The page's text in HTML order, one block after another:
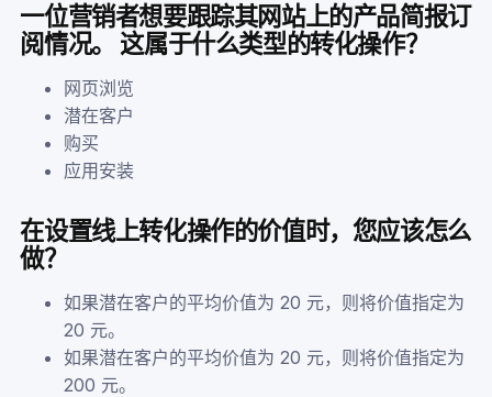
一位营销者想要跟踪其网站上的产品简报订
阅情况。 这属于什么类型的转化操作？
网页浏览
潜在客户
购买
应用安装
在设置线上转化操作的价值时，您应该怎么
做？
如果潜在客户的平均价值为 20 元，则将价值指定为
20 元。
如果潜在客户的平均价值为 20 元，则将价值指定为
200 元。